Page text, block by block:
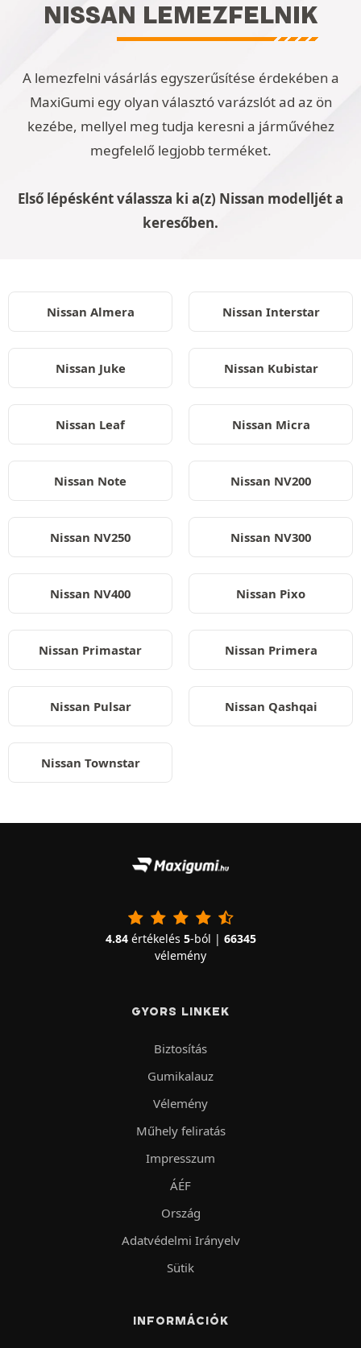
NISSAN LEMEZFELNIK
A lemezfelni vásárlás egyszerűsítése érdekében a
MaxiGumi egy olyan választó varázslót ad az ön
kezébe, mellyel meg tudja keresni a járművéhez
megfelelő legjobb terméket.
Első lépésként válassza ki a(z) Nissan modelljét a
keresőben.
Nissan Almera Nissan Interstar
Nissan Juke Nissan Kubistar
Nissan Leaf Nissan Micra
Nissan Note Nissan NV200
Nissan NV250 Nissan NV300
Nissan NV400 Nissan Pixo
Nissan Primastar Nissan Primera
Nissan Pulsar Nissan Qashqai
Nissan Townstar
4.84értékelés 5-ból | 66345
vélemény
GYORS LINKEK
Biztosítás
Gumikalauz
Vélemény
Műhely feliratás
Impresszum
ÁÉF
Ország
Adatvédelmi Irányelv
Sütik
INFORMÁCIÓK